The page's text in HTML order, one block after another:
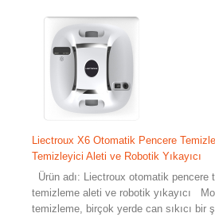
Liectroux X6 Otomatik Pencere
Temizleyici Aleti ve Robotik Yıkayıcı
Ürün adı: Liectroux otomatik pencere
temizleme aleti ve robotik yıkayıcı
temizleme, birçok yerde can sıkıcı bir